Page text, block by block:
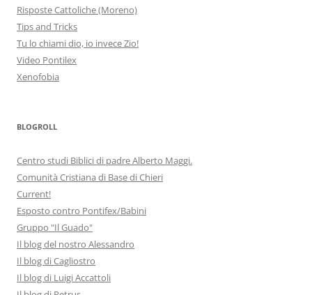
Risposte Cattoliche (Moreno)
Tips and Tricks
Tu lo chiami dio, io invece Zio!
Video Pontilex
Xenofobia
BLOGROLL
Centro studi Biblici di padre Alberto Maggi.
Comunità Cristiana di Base di Chieri
Current!
Esposto contro Pontifex/Babini
Gruppo "Il Guado"
Il blog del nostro Alessandro
Il blog di Cagliostro
Il blog di Luigi Accattoli